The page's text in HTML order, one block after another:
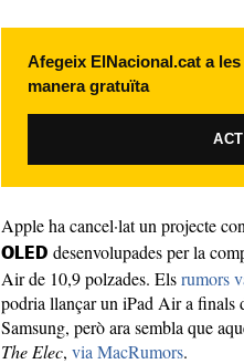
Afegeix ElNacional.cat a
manera gratuïta
Apple ha cancel·lat un projecte
OLED desenvolupades per la
Air de 10,9 polzades. Elsrumors
podria llançar un iPad Air a finals
Samsung, però ara sembla que
The Elec, via MacRumors.